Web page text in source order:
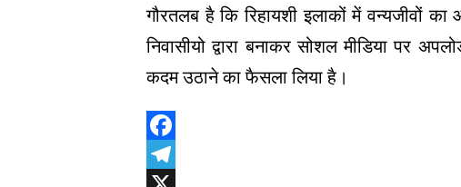
गौरतलब है कि रिहायशी इलाकों में वन्यजीवों
निवासीयो द्वारा बनाकर सोशल मीडिया पर
कदम उठाने का फैसला लिया है।
Facebook